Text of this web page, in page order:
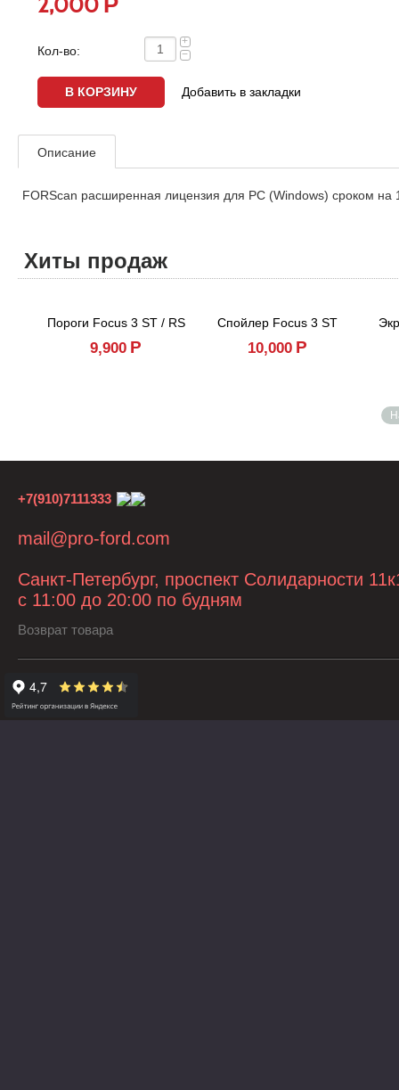
2,000
Кол-во:
+
−
Добавить в закладки
Описание
FORScan расширенная лицензия для PC (Windows) сроком на
Хиты продаж
Пороги Focus 3 ST / RS
9,900 Р
Спойлер Focus 3 ST
10,000 Р
+7(910)7111333
mail@pro-ford.com
Санкт-Петербург, проспект Солидарности
с 11:00 до 20:00 по будням
Возврат товара